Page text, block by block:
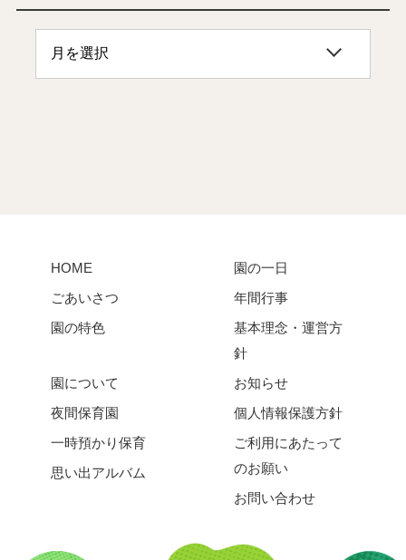
HOME
ごあいさつ
園の特色
園の一日
年間行事
基本理念・運営方
針
園について
夜間保育園
一時預かり保育
思い出アルバム
お知らせ
個人情報保護方針
ご利用にあたって
のお願い
お問い合わせ